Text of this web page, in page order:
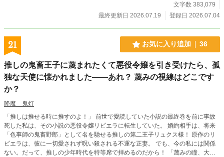
はなく、恋愛を観測したいのです！」 壁になりたい悪役令嬢
れは、物語の外側にいたい腐女子令嬢が、いつの間にか世界
で一番大切にされてしまう、明るく笑える異世界転生ラブコ
文字数 383,079
最終更新日 2026.07.19
登録日 2026.07.04
21 お気に入り追加 36
推しの鬼畜王子に蔑まれたくて悪役令嬢を引き受けたら、孤
独な天使に懐かれました――あれ？ 蔑みの視線はどこです
か？
降魔 鬼灯
「推しは推せる時に推すのよ！」 前世で愛読していた小説の最終巻を前に事故
死した私は、その小説の悪役令嬢リビエラに転生していた。 婚約相手は、将来
「色事師の鬼畜野郎」として名を馳せる推しの第二王子リュクス様！ 原作のリ
ビエラは、彼に一切愛されず呪い殺される不運な正妻。 でも、今の私には関係
ない。だって、推しの少年時代を特等席で拝めるのだから！ 「蔑みの瞳、大好